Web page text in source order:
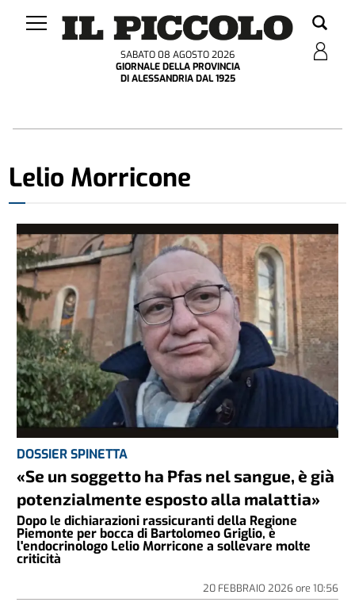
SABATO 08 AGOSTO 2026
GIORNALE DELLA PROVINCIA
DI ALESSANDRIA DAL 1925
Lelio Morricone
DOSSIER SPINETTA
«Se un soggetto ha Pfas nel sangue, è già
potenzialmente esposto alla malattia»
Dopo le dichiarazioni rassicuranti della Regione
Piemonte per bocca di Bartolomeo Griglio, è
l'endocrinologo Lelio Morricone a sollevare molte
criticità
20 FEBBRAIO 2026ore 10:56